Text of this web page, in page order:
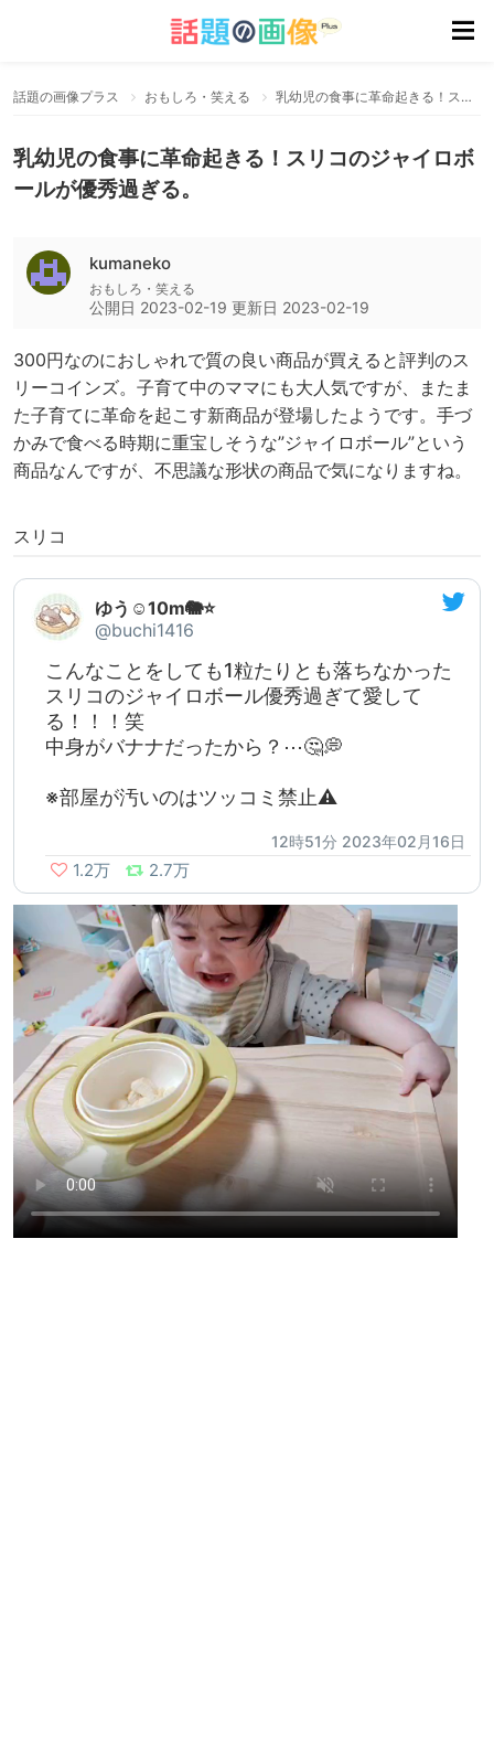
話題の画像プラス おもしろ・笑える 乳幼児の食事に革命起きる！スリコのジャイロボールが優秀過ぎる。
乳幼児の食事に革命起きる！スリコのジャイロボ
ールが優秀過ぎる。
kumaneko
おもしろ・笑える
公開日 2023-02-19 更新日 2023-02-19
300円なのにおしゃれで質の良い商品が買えると評判のス
リーコインズ。子育て中のママにも大人気ですが、またま
た子育てに革命を起こす新商品が登場したようです。手づ
かみで食べる時期に重宝しそうな”ジャイロボール”という
商品なんですが、不思議な形状の商品で気になりますね。
スリコ
ゆう☺︎︎10m🐘⭐
@buchi1416
こんなことをしても1粒たりとも落ちなかった
スリコのジャイロボール優秀過ぎて愛して
る！！！笑
中身がバナナだったから？⋯🤔💭
※部屋が汚いのはツッコミ禁止⚠️
12時51分 2023年02月16日
1.2万 2.7万